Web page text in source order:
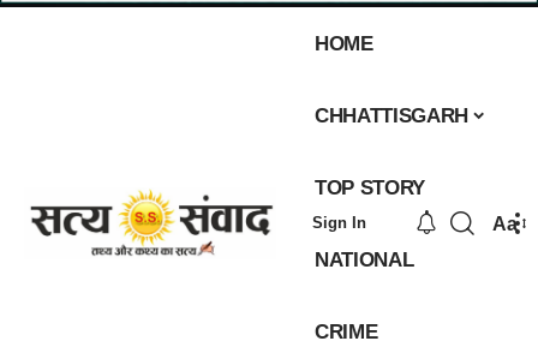
HOME
CHHATTISGARH
TOP STORY
NATIONAL
CRIME
Sign In Aa